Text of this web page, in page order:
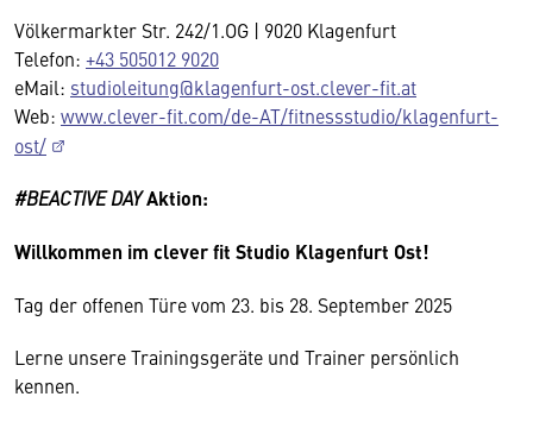
Völkermarkter Str. 242/1.OG | 9020 Klagenfurt
Telefon: +43 505012 9020
eMail: studioleitung@klagenfurt-ost.clever-fit.at
Web: www.clever-fit.com/de-AT/fitnessstudio/klagenfurt-
ost/
#BEACTIVE DAYAktion:
Willkommen im clever fit Studio Klagenfurt Ost!
Tag der offenen Türe vom 23. bis 28. September 2025
Lerne unsere Trainingsgeräte und Trainer persönlich
kennen.